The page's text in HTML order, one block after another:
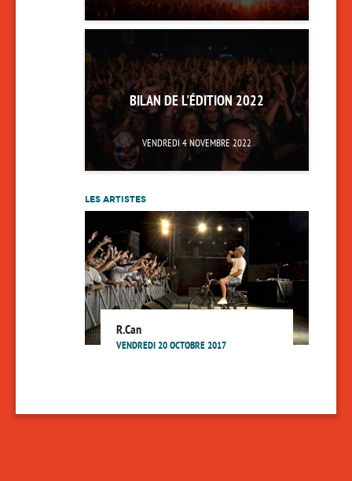
BILAN DE L'ÉDITION 2022
VENDREDI 4 NOVEMBRE 2022
LES ARTISTES
R.Can
VENDREDI 20 OCTOBRE 2017